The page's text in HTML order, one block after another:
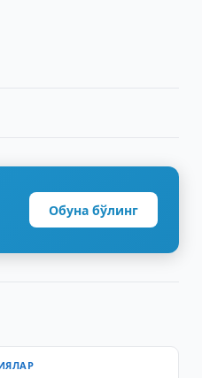
Обуна бўлинг